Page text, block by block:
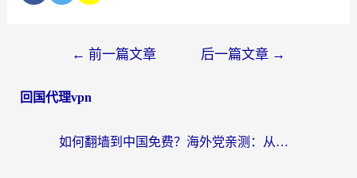
← 前一篇文章 后一篇文章 →
回国代理vpn
如何翻墙到中国免费？海外党亲测：从踩坑到选对加速器的全攻略